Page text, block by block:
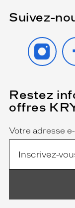
Suivez-
Restez
offres
Name
Votre adresse
(Ce
champ
est
obligatoire)